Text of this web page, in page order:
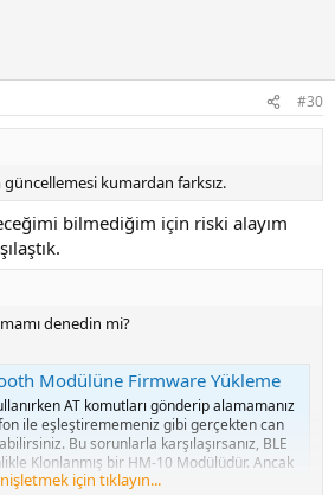
#30
güncellemesi kumardan farksız.
bilmediğim için riski alayım
denedin mi?
Modülüne Firmware Yükleme
AT komutları gönderip alamamanız
ile eşleştirememeniz gibi gerçekten can
Bu sorunlarla karşılaşırsanız, BLE
Klonlanmış bir HM-10 Modülüdür. Ancak
için tıklayın...